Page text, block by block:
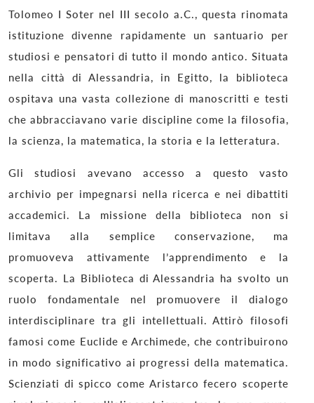
Tolomeo I Soter nel III secolo a.C., questa rinomata
istituzione divenne rapidamente un santuario per
studiosi e pensatori di tutto il mondo antico. Situata
nella città di Alessandria, in Egitto, la biblioteca
ospitava una vasta collezione di manoscritti e testi
che abbracciavano varie discipline come la filosofia,
la scienza, la matematica, la storia e la letteratura.
Gli studiosi avevano accesso a questo vasto
archivio per impegnarsi nella ricerca e nei dibattiti
accademici. La missione della biblioteca non si
limitava alla semplice conservazione, ma
promuoveva attivamente l’apprendimento e la
scoperta. La Biblioteca di Alessandria ha svolto un
ruolo fondamentale nel promuovere il dialogo
interdisciplinare tra gli intellettuali. Attirò filosofi
famosi come Euclide e Archimede, che contribuirono
in modo significativo ai progressi della matematica.
Scienziati di spicco come Aristarco fecero scoperte